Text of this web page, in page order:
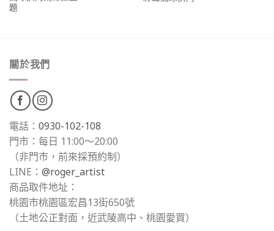
題
關於我們
電話： 0930-102-108
門市：每日 11:00～20:00
（非門市，前來採預約制）
LINE： @roger_artist
商品取件地址：
桃園市桃園區宏昌13街650號
（土地公正對面，近武陵高中、桃園愛買）